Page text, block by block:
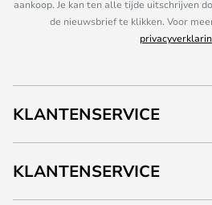
aankoop. Je kan ten alle tijde uitschrijven
de nieuwsbrief te klikken. Voor
KLANTENSERVICE
KLANTENSERVICE